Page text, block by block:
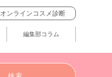
オンラインコスメ診断
編集部コラム